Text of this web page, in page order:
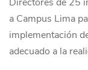
a Campus Lima
implementación
adecuado a la